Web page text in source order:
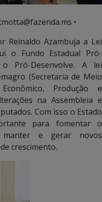
•
Reinaldo Azambuja a Lei
o Fundo Estadual Pró-
o Pró-Desenvolve. A lei
(Secretaria de Meio
Produção e
na Assembleia e
Com isso o Estado
para fomentar o
manter e gerar novos
crescimento.